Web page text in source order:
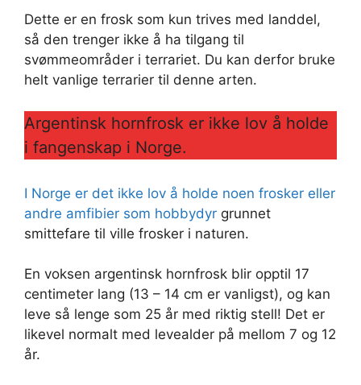
Dette er en frosk som kun trives med landdel,
så den trenger ikke å ha tilgang til
svømmeområder i terrariet. Du kan derfor bruke
helt vanlige terrarier til denne arten.
Argentinsk hornfrosk er ikke lov å holde
i fangenskap i Norge.
I Norge er det ikke lov å holde noen frosker eller
andre amfibier som hobbydyr grunnet
smittefare til ville frosker i naturen.
En voksen argentinsk hornfrosk blir opptil 17
centimeter lang (13 – 14 cm er vanligst), og kan
leve så lenge som 25 år med riktig stell! Det er
likevel normalt med levealder på mellom 7 og 12
år.